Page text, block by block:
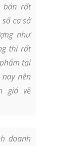
bán rất
cơ sở
như
thì rất
tại
nên
giá về
doanh